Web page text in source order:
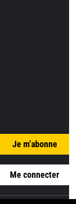
Je m’abonne
Me connecter